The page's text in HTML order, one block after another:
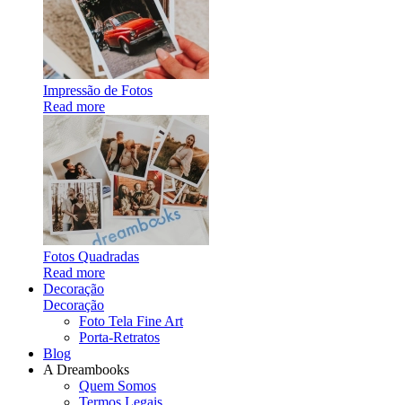
Impressão de Fotos
Read more
Fotos Quadradas
Read more
Decoração
Decoração
Foto Tela Fine Art
Porta-Retratos
Blog
A Dreambooks
Quem Somos
Termos Legais